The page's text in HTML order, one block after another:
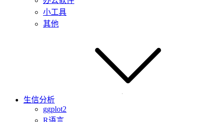
小工具
其他
生信分析
ggplot2
R语言